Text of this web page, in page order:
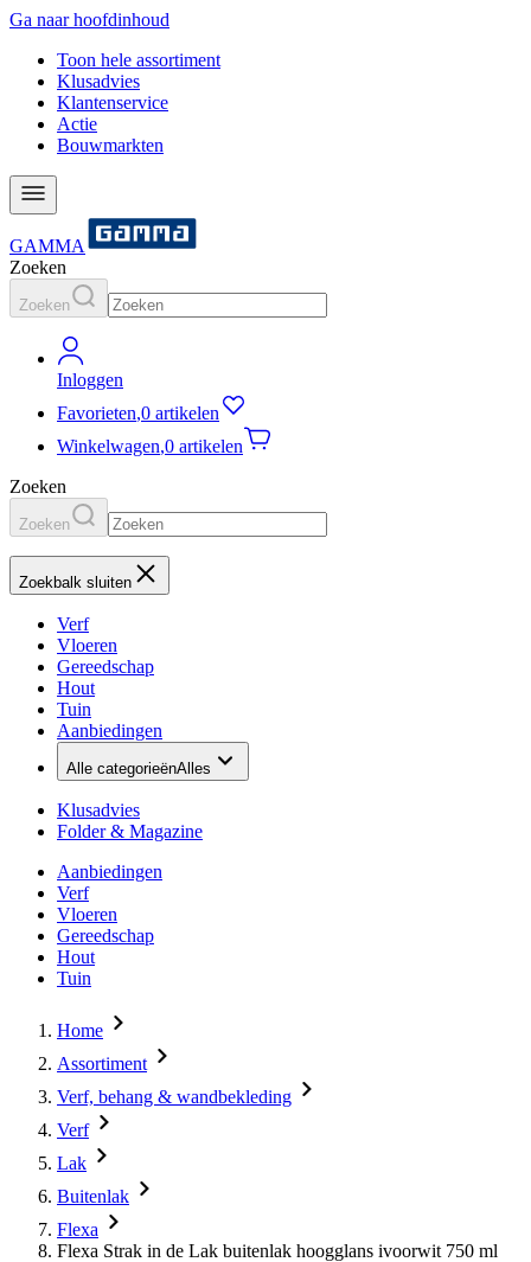
Ga naar hoofdinhoud
Toon hele assortiment
Klusadvies
Klantenservice
Actie
Bouwmarkten
GAMMA
Zoeken
Zoeken
Inloggen
Favorieten,0 artikelen
Winkelwagen,0 artikelen
Zoeken
Zoeken
Zoekbalk sluiten
Verf
Vloeren
Gereedschap
Hout
Tuin
Aanbiedingen
Alle categorieënAlles
Klusadvies
Folder & Magazine
Aanbiedingen
Verf
Vloeren
Gereedschap
Hout
Tuin
Home
Assortiment
Verf, behang & wandbekleding
Verf
Lak
Buitenlak
Flexa
Flexa Strak in de Lak buitenlak hoogglans ivoorwit 750 ml